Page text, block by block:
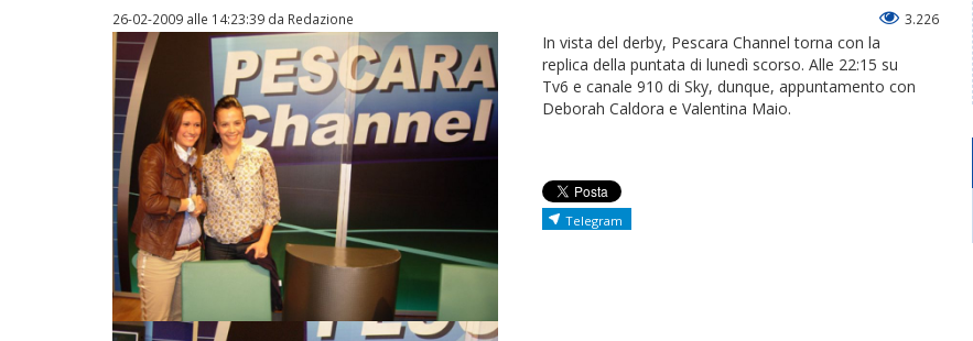
26-02-2009 alle 14:23:39 da Redazione 3.226
In vista del derby, Pescara Channel torna con la
replica della puntata di lunedì scorso. Alle 22:15 su
Tv6 e canale 910 di Sky, dunque, appuntamento con
Deborah Caldora e Valentina Maio.
Telegram